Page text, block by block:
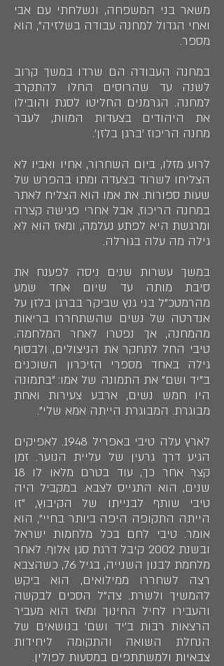
משאר בני המשפחה, ונשלחתי עם אבי
ואחי הגדול למחנה עבודה בשלזיה", הוא
מספר.
במחנה העבודה הם שרדו במשך קרוב
לשנה עד שהרוסים החלו להתקרב
למחנה. הגרמנים החליטו לסגת והובילו
את היהודים בצעדות המוות, לעבר
מחנה הריכוז 'ברגן בלזן'.
לרוע מזלו, ביום השחרור, אחיו ואביו לא
הצליחו לשרוד בצעדה ומתו בהפרש של
שעות ספורות. את אמו הוא הצליח לאתר
במחנה הריכוז, אבל אחרי פגישה קצרה
ומרגשת היא לפתע נעלמה, ומאז הוא לא
גילה מה עלה בגורלה.
במשך עשרות שנים ניסה לפענח את
סיבת מותה עד שיום אחד שמע
מהרמטכ"ל בני גנץ שביקר בברגן בלזן על
אנדרטה של נשים שהשתחררו בריאות
מהמחנה, אך נפטרו לאחר המלחמה.
טיבי החל לתחקר את הניצולים, ולבסוף
גילה באחד מספרי הזיכרון השוכנים
ב"יד ושם" את התמונה של אמו: "בתמונה
היו חמש נשים, ארבע צעירות ואחת
מבוגרת. המבוגרת הייתה אמא שלי".
לארץ עלה טיבי באפריל 1948. לאפיקים
הגיע דרך גרעין של עליית הנוער. זמן
קצר אחר כך, עוד בטרם מלאו לו 18
שנים, הוא התגייס לצבא. במקביל היה
טיבי שותף לבנייתו של הקיבוץ, "זו
הייתה התקופה היפה ביותר בחיי", הוא
אומר. טיבי לחם בכל מלחמות ישראל
ובשנת 2002 קיבל דרגת סגן אלוף. לאחר
מלחמת לבנון השנייה, בגיל 76, כשהצבא
רצה לשחררו ממילואים, הוא ביקש
להמשיך ולשרת. צה"ל הסכים לבקשה
והעבירו לחיל החינוך ומאז הוא מעביר
הרצאות רבות ב'יד ושם' בנושאים של
הנחלת השואה והתקומה ליחידות
צבאיות ולמשתתפים במסעות לפולין.